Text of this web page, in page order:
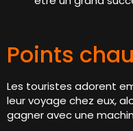
Points
Les touristes adorent
leur voyage chez eux,
gagner avec une